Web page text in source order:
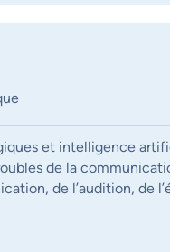
et intelligence
de la
de l’audition, de